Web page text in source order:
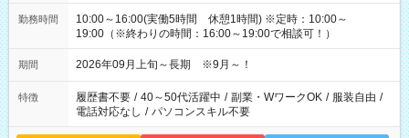
勤務時間
10:00～16:00(実働5時間 休憩1時間) ※定時：10:00～
19:00（※終わりの時間：16:00～19:00で相談可！）
期間 2026年09月上旬～長期 ※9月～！
特徴 履歴書不要 / 40～50代活躍中 / 副業・WワークOK / 服装自由 /
電話対応なし / パソコンスキル不要